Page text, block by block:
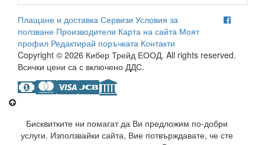
Плащане и доставка Сервизи Условия за
ползване Производители Карта на сайта Моят
профил Редактирай поръчката Контакти
Copyright © 2026 Кибер Трейд ЕООД. All rights reserved.
Всички цени са с включено ДДС.
Бисквитките ни помагат да Ви предложим по-добри
услуги. Използвайки сайта, Вие потвърждавате, че сте